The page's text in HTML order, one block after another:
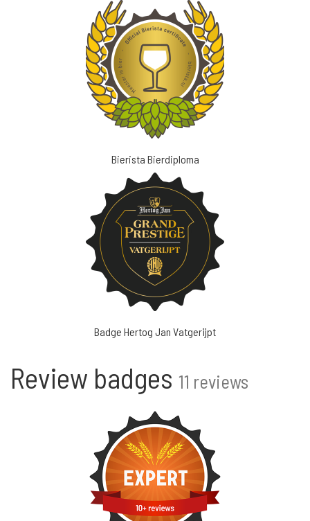
Bierista Bierdiploma
Badge Hertog Jan Vatgerijpt
Review badges 11 reviews